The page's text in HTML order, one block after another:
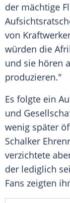
der mächtige
von
würden die
und sie hören
produzieren."
Es folgte ein
und
wenig später
Schalker
verzichtete
der lediglich
Fans zeigten